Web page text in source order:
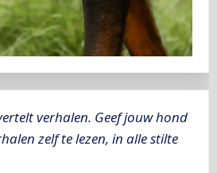
verhalen. Geef jouw hond
zelf te lezen, in alle stilte